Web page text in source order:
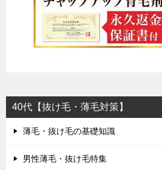
40代【抜け毛・薄毛対策】
薄毛・抜け毛の基礎知識
男性薄毛・抜け毛特集